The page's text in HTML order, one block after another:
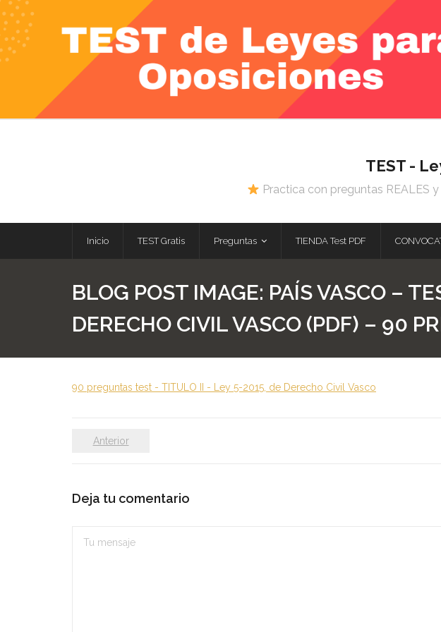
Skip
to
content
TEST -
Practica con preguntas REALES
Inicio TEST Gratis Preguntas TIENDA Test PDF
BLOG POST IMAGE: PAÍS VASCO –
DERECHO CIVIL VASCO (PDF) – 90
90 preguntas test - TITULO II - Ley 5-2015, de Derecho Civil Vasco
Anterior
Deja tu comentario